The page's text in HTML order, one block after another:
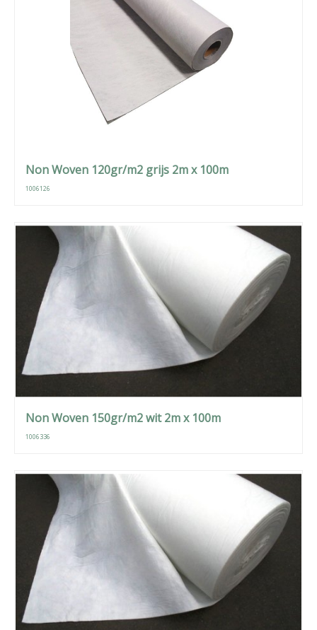
Non Woven 120gr/m2 grijs 2m x 100m
1006126
Non Woven 150gr/m2 wit 2m x 100m
1006336